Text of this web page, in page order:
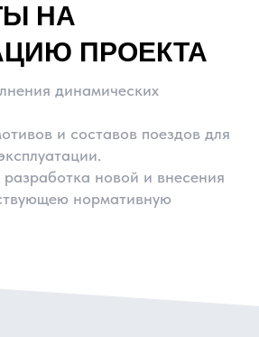
НА
ПРОЕКТА
динамических
и составов поездов для
новой и внесения
нормативную